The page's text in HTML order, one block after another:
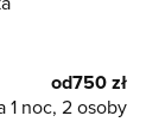
od750 zł
1 noc, 2 osoby